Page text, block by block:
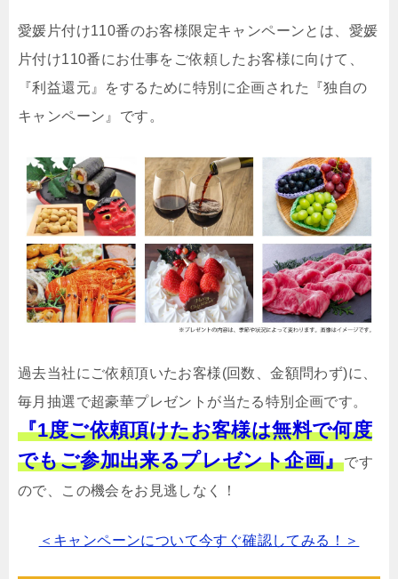
愛媛片付け110番のお客様限定キャンペーンとは、愛媛
片付け110番にお仕事をご依頼したお客様に向けて、
『利益還元』をするために特別に企画された『独自の
キャンペーン』です。
過去当社にご依頼頂いたお客様(回数、金額問わず)に、
毎月抽選で超豪華プレゼントが当たる特別企画です。
『1度ご依頼頂けたお客様は無料で何度
でもご参加出来るプレゼント企画』です
ので、この機会をお見逃しなく！
＜キャンペーンについて今すぐ確認してみる！＞